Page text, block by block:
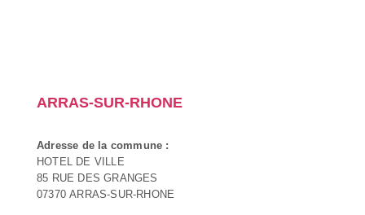
ARRAS-SUR-RHONE
Adresse de la commune :
HOTEL DE VILLE
85 RUE DES GRANGES
07370 ARRAS-SUR-RHONE